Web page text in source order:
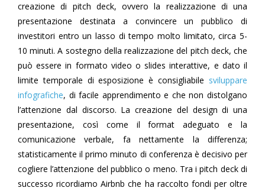
creazione di pitch deck, ovvero la realizzazione di una
presentazione destinata a convincere un pubblico di
investitori entro un lasso di tempo molto limitato, circa 5-
10 minuti. A sostegno della realizzazione del pitch deck, che
può essere in formato video o slides interattive, e dato il
limite temporale di esposizione è consigliabile sviluppare
infografiche, di facile apprendimento e che non distolgano
l’attenzione dal discorso. La creazione del design di una
presentazione, così come il format adeguato e la
comunicazione verbale, fa nettamente la differenza;
statisticamente il primo minuto di conferenza è decisivo per
cogliere l’attenzione del pubblico o meno. Tra i pitch deck di
successo ricordiamo Airbnb che ha raccolto fondi per oltre